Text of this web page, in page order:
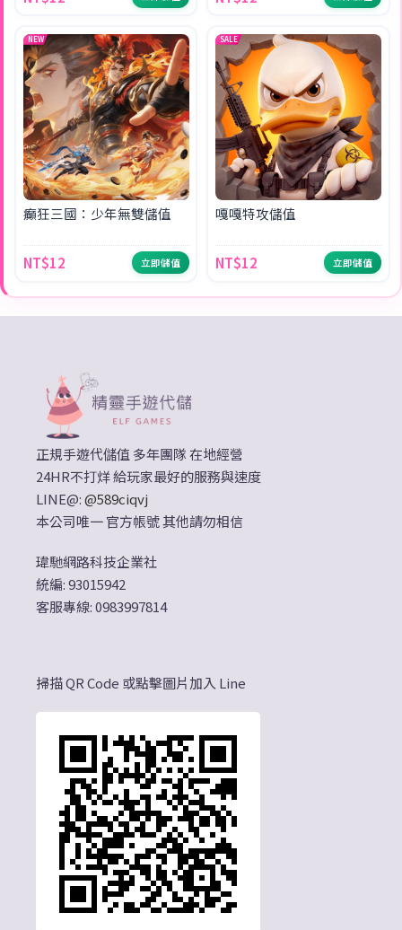
NEW
癲狂三國：少年無雙儲值
NT$12 立即儲值
SALE
嘎嘎特攻儲值
NT$12 立即儲值
正規手遊代儲值 多年團隊 在地經營
24HR不打烊 給玩家最好的服務與速度
LINE@:@589ciqvj
本公司唯一 官方帳號 其他請勿相信
瑋馳網路科技企業社
統編: 93015942
客服專線: 0983997814
掃描 QR Code 或點擊圖片加入 Line